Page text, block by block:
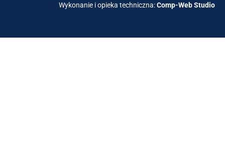
Wykonanie i opieka techniczna:Comp-Web Studio